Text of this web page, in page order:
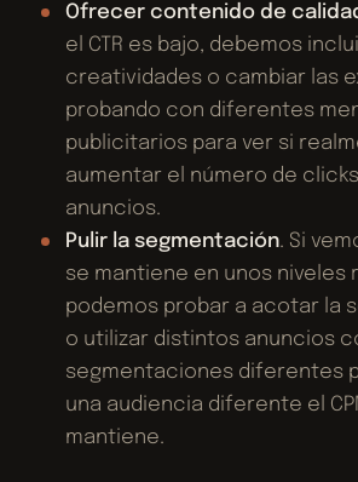
Ofrecer contenido de
el CTR es bajo, debemos
creatividades o cambiar las
probando con diferentes
publicitarios para ver si
aumentar el número de
anuncios.
Pulir la segmentación. Si
se mantiene en unos niveles
podemos probar a acotar la
o utilizar distintos anuncios
segmentaciones diferentes
una audiencia diferente el
mantiene.